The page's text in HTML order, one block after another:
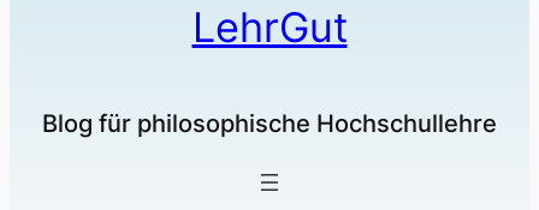
LehrGut
Blog für philosophische Hochschullehre